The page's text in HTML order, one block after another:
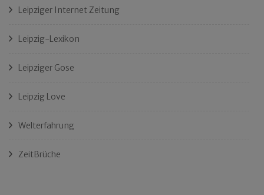
Leipziger Internet Zeitung
Leipzig-Lexikon
Leipziger Gose
Leipzig Love
Welterfahrung
ZeitBrüche